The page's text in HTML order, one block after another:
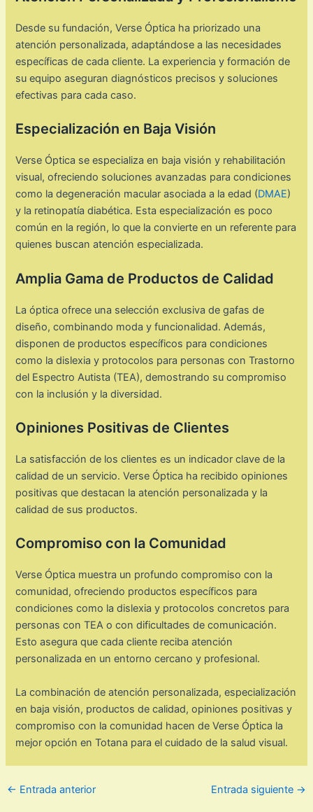
Desde su fundación, Verse Óptica ha priorizado una
atención personalizada, adaptándose a las necesidades
específicas de cada cliente. La experiencia y formación de
su equipo aseguran diagnósticos precisos y soluciones
efectivas para cada caso.​
Especialización en Baja Visión
Verse Óptica se especializa en baja visión y rehabilitación
visual, ofreciendo soluciones avanzadas para condiciones
como la degeneración macular asociada a la edad (DMAE)
y la retinopatía diabética. Esta especialización es poco
común en la región, lo que la convierte en un referente para
quienes buscan atención especializada. ​
Amplia Gama de Productos de Calidad
La óptica ofrece una selección exclusiva de gafas de
diseño, combinando moda y funcionalidad. Además,
disponen de productos específicos para condiciones
como la dislexia y protocolos para personas con Trastorno
del Espectro Autista (TEA), demostrando su compromiso
con la inclusión y la diversidad.
Opiniones Positivas de Clientes
La satisfacción de los clientes es un indicador clave de la
calidad de un servicio. Verse Óptica ha recibido opiniones
positivas que destacan la atención personalizada y la
calidad de sus productos. ​
Compromiso con la Comunidad
Verse Óptica muestra un profundo compromiso con la
comunidad, ofreciendo productos específicos para
condiciones como la dislexia y protocolos concretos para
personas con TEA o con dificultades de comunicación.
Esto asegura que cada cliente reciba atención
personalizada en un entorno cercano y profesional.
La combinación de atención personalizada, especialización
en baja visión, productos de calidad, opiniones positivas y
compromiso con la comunidad hacen de Verse Óptica la
mejor opción en Totana para el cuidado de la salud visual.
← Entrada anterior Entrada siguiente →